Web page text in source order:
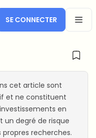
SE CONNECTER
cet article sont
et ne constituent
en
degré de risque
recherches.